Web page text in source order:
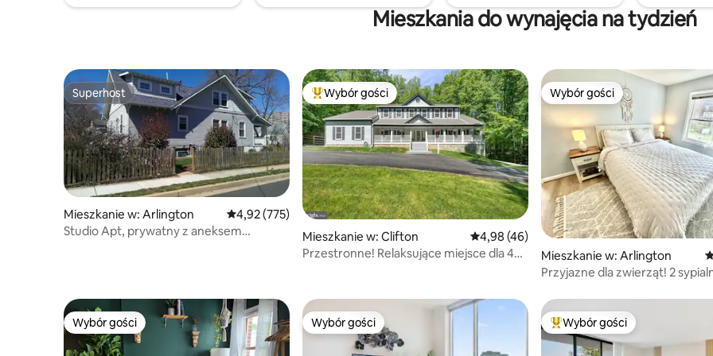
ciszy. Minimalne instrukcje dotyczące
wymeldowania!Mieszkania do wynajęcia na tydzień
Superhost
Superhost
Mieszkanie w: Arlington Średnia ocena: 4,92 na 5, liczba recenzji: 775
4,92 (775)
Studio Apt, prywatny z aneksem
Najpopularniejsze z kategorii Wybór gości
Wybór gości
Mieszkanie w: Clifton Średnia ocena: 4,98 na 5, liczba recenzji: 46
4,98 (46)
Przestronne! Relaksujące miejsce dla 4
Wybór gości
Wybór gości
Mieszkanie w: Arlington
Przyjazne dla zwierząt! 2
Wybór gości
Wybór gości Wybór gości
Wybór gości Najpopularniejsze z kategorii
Wybór gości